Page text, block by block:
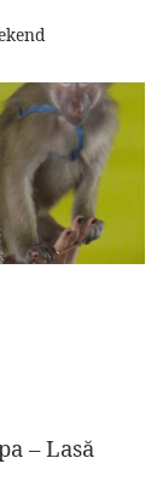
– Lasă